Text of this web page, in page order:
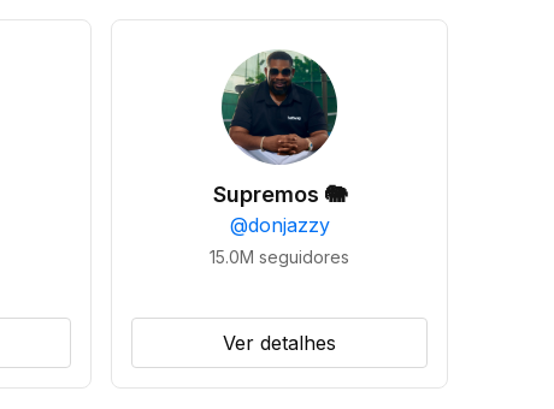
Supremos 🐘
@donjazzy
15.0M seguidores
Ver detalhes